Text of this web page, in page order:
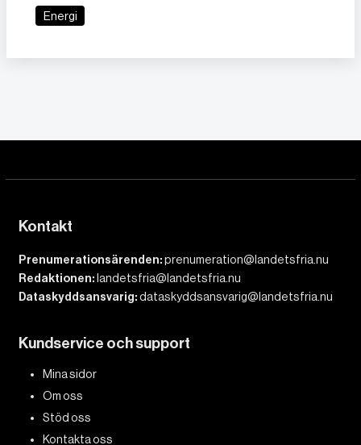
Energi
Kontakt
Prenumerationsärenden:prenumeration@landetsfria.nu
Redaktionen: landetsfria@landetsfria.nu
Dataskyddsansvarig:dataskyddsansvarig@landetsfria.nu
Kundservice och support
Mina sidor
Om oss
Stöd oss
Kontakta oss